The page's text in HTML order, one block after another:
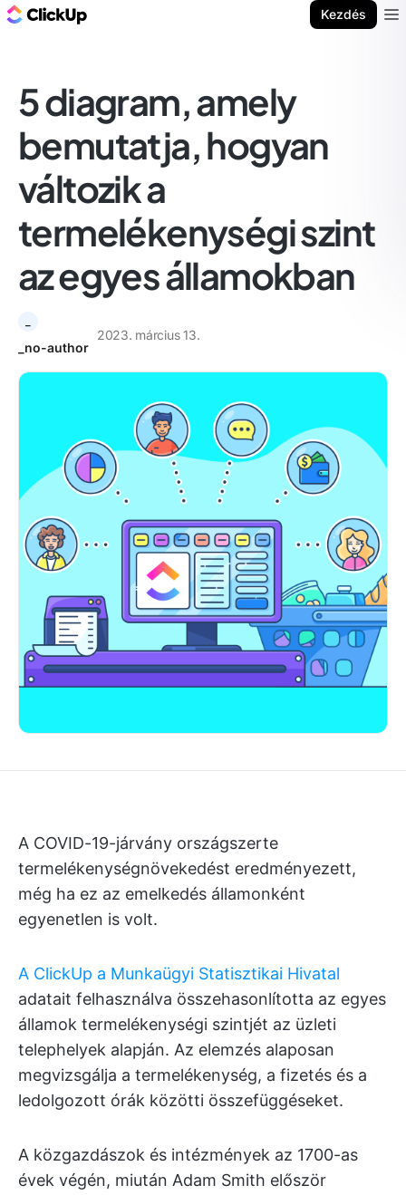
Kezdés
5 diagram, amely
bemutatja, hogyan
változik a
termelékenységi szint
az egyes államokban
_no-author
2023. március 13.
A COVID-19-járvány országszerte
termelékenységnövekedést eredményezett,
még ha ez az emelkedés államonként
egyenetlen is volt.
A ClickUp a Munkaügyi Statisztikai Hivatal
adatait felhasználva összehasonlította az egyes
államok termelékenységi szintjét az üzleti
telephelyek alapján. Az elemzés alaposan
megvizsgálja a termelékenység, a fizetés és a
ledolgozott órák közötti összefüggéseket.
A közgazdászok és intézmények az 1700-as
évek végén, miután Adam Smith először